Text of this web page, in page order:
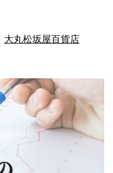
大丸松坂屋百貨店